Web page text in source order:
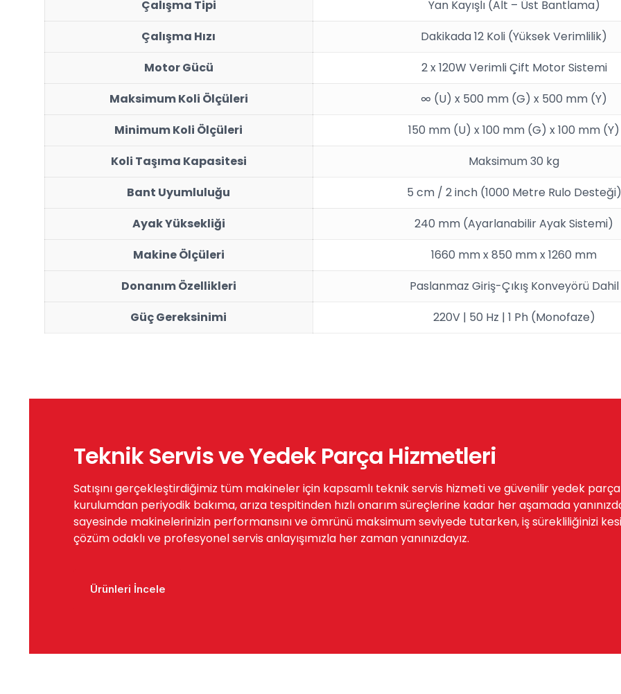
Çalışma Tipi
Yan Kayışlı (Alt – Üst Bantlama)
Çalışma Hızı
Dakikada 12 Koli (Yüksek Verimlilik)
Motor Gücü
2 x 120W Verimli Çift Motor Sistemi
Maksimum Koli Ölçüleri
∞ (U) x 500 mm (G) x 500 mm (Y)
Minimum Koli Ölçüleri
150 mm (U) x 100 mm (G) x 100 mm (Y)
Koli Taşıma Kapasitesi
Maksimum 30 kg
Bant Uyumluluğu
5 cm / 2 inch (1000 Metre Rulo Desteği)
Ayak Yüksekliği
240 mm (Ayarlanabilir Ayak Sistemi)
Makine Ölçüleri
1660 mm x 850 mm x 1260 mm
Donanım Özellikleri
Paslanmaz Giriş-Çıkış Konveyörü Dahil
Güç Gereksinimi
220V | 50 Hz | 1 Ph (Monofaze)
Teknik Servis ve Yedek Parça Hizmetleri
Satışını gerçekleştirdiğimiz tüm makineler için kapsamlı teknik servis hizmeti ve güvenilir yedek
kurulumdan periyodik bakıma, arıza tespitinden hızlı onarım süreçlerine kadar her aşamada
sayesinde makinelerinizin performansını ve ömrünü maksimum seviyede tutarken, iş sürekliliğinizi
çözüm odaklı ve profesyonel servis anlayışımızla her zaman yanınızdayız.
Ürünleri İncele